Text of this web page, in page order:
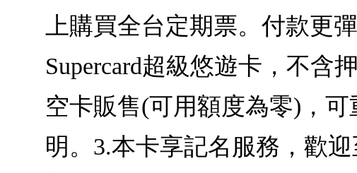
上購買全台定期票。付款更
Supercard超級悠遊卡，不含
空卡販售(可用額度為零)，
明。3.本卡享記名服務，歡迎